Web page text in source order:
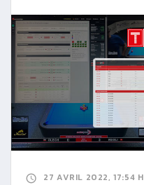
27 AVRIL 2022, 17:54 H